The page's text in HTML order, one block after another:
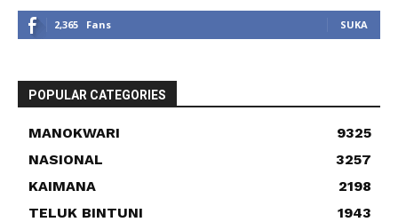
2,365 Fans SUKA
POPULAR CATEGORIES
MANOKWARI
9325
NASIONAL
3257
KAIMANA
2198
TELUK BINTUNI
1943